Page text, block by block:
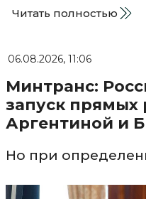
Читать полностью
06.08.2026, 11:06
Минтранс:
запуск прямых
Аргентиной и
Но при